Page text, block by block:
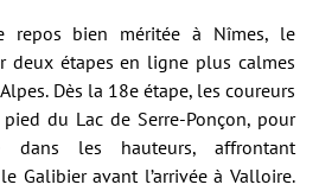
repos bien méritée à Nîmes, le
deux étapes en ligne plus calmes
Dès la 18e étape, les coureurs
du Lac de Serre-Ponçon, pour
dans les hauteurs, affrontant
Galibier avant l’arrivée à Valloire.